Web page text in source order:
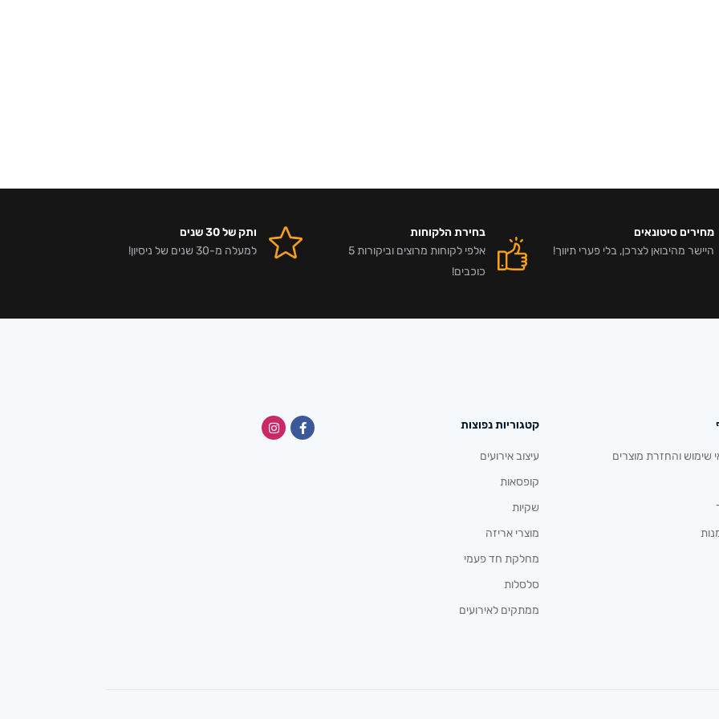
מחירים סיטונאים
היישר מהיבואן לצרכן, בלי פערי תיווך!
בחירת הלקוחות
אלפי לקוחות מרוצים וביקורות 5
כוכבים!
ותק של 30 שנים
למעלה מ-30 שנים של ניסיון!
שימוש והחזרת מוצרים
קטגוריות נפוצות
עיצוב אירועים
קופסאות
שקיות
מוצרי אריזה
מחלקת חד פעמי
סלסלות
ממתקים לאירועים